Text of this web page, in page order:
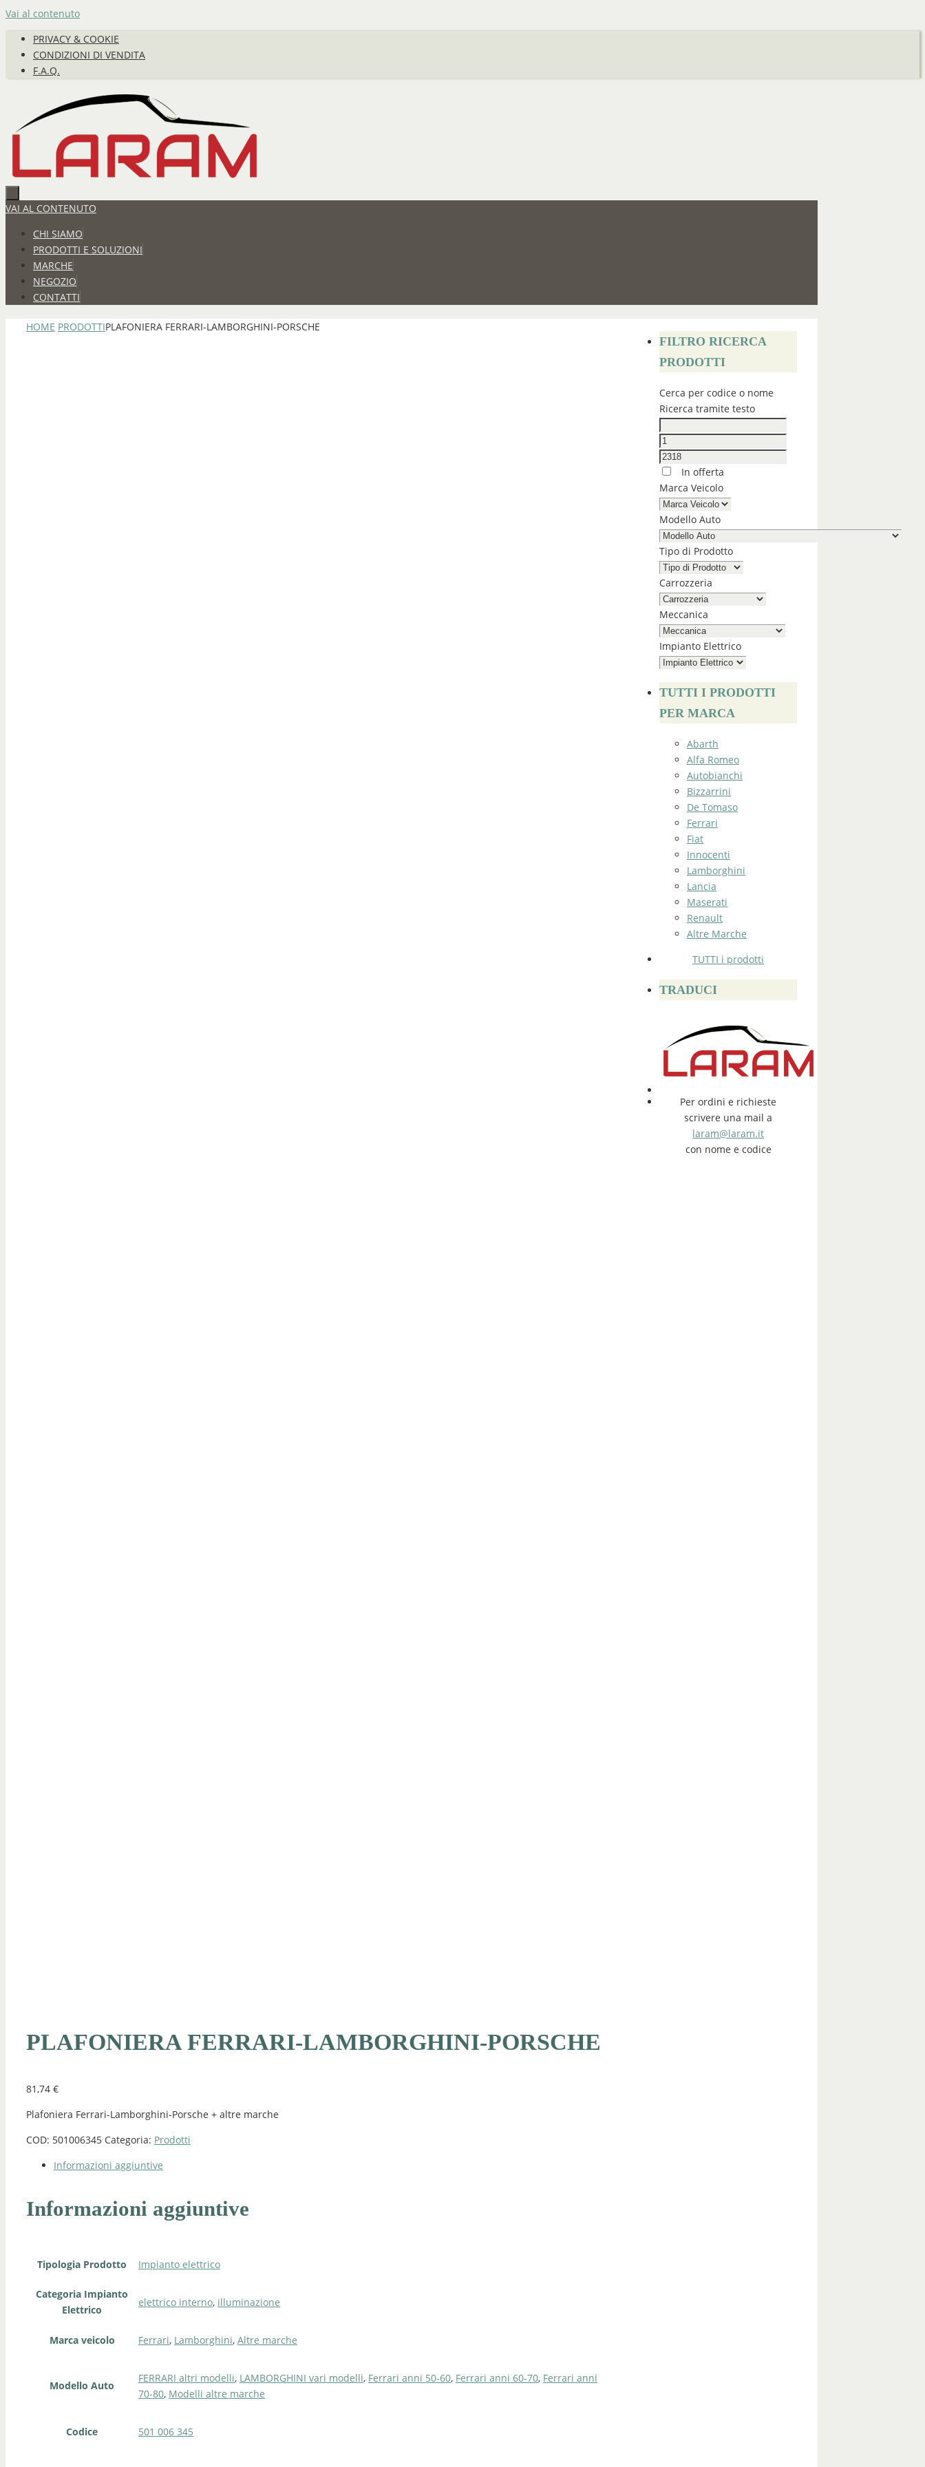
Vai al contenuto
PRIVACY & COOKIE
CONDIZIONI DI VENDITA
F.A.Q.
VAI AL CONTENUTO
CHI SIAMO
PRODOTTI E SOLUZIONI
MARCHE
NEGOZIO
CONTATTI
HOME PRODOTTIPLAFONIERA FERRARI-LAMBORGHINI-PORSCHE
PLAFONIERA FERRARI-LAMBORGHINI-PORSCHE
81,74 €
Plafoniera Ferrari-Lamborghini-Porsche + altre marche
COD: 501006345 Categoria: Prodotti
Informazioni aggiuntive
Informazioni aggiuntive
Tipologia Prodotto Impianto elettrico
Categoria Impianto
Elettrico
elettrico interno, illuminazione
Marca veicolo Ferrari, Lamborghini, Altre marche
Modello Auto
FERRARI altri modelli, LAMBORGHINI vari modelli, Ferrari anni 50-60, Ferrari anni 60-70, Ferrari anni
70-80, Modelli altre marche
Codice 501 006 345
FILTRO RICERCA
PRODOTTI
Cerca per codice o nome
Ricerca tramite testo
In offerta
Marca Veicolo
Modello Auto
Tipo di Prodotto
Carrozzeria
Meccanica
Impianto Elettrico
TUTTI I PRODOTTI
PER MARCA
Abarth
Alfa Romeo
Autobianchi
Bizzarrini
De Tomaso
Ferrari
Fiat
Innocenti
Lamborghini
Lancia
Maserati
Renault
Altre Marche
TUTTI i prodotti
TRADUCI
Per ordini e richieste
scrivere una mail a
laram@laram.it
con nome e codice